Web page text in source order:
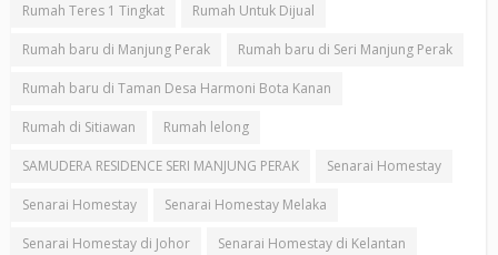
Rumah Teres 1 Tingkat Rumah Untuk Dijual
Rumah baru di Manjung Perak Rumah baru di Seri Manjung Perak
Rumah baru di Taman Desa Harmoni Bota Kanan
Rumah di Sitiawan Rumah lelong
SAMUDERA RESIDENCE SERI MANJUNG PERAK Senarai Homestay
Senarai Homestay Senarai Homestay Melaka
Senarai Homestay di Johor Senarai Homestay di Kelantan